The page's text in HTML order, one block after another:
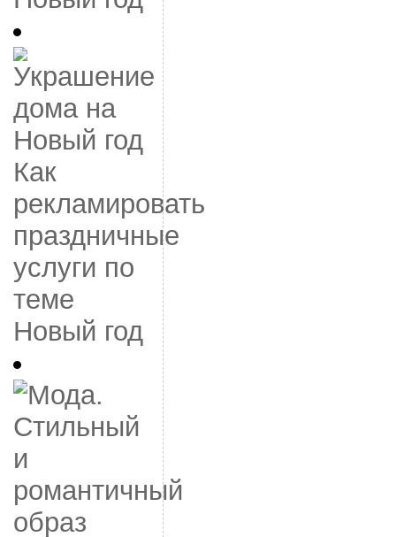
Как
рекламировать
праздничные
услуги по
теме
Новый год